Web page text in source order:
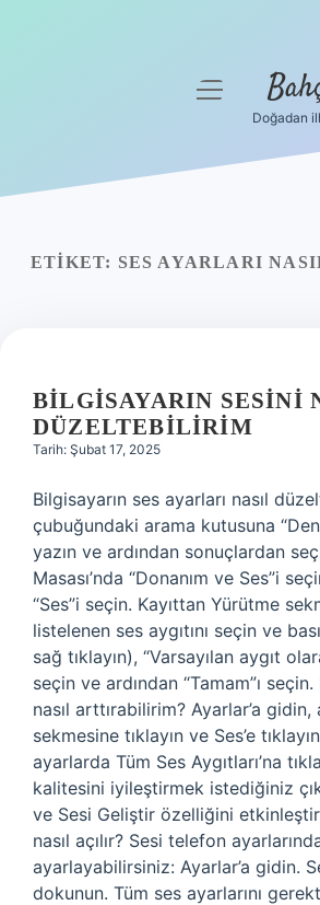
Yasal Uyarı
menüyü
Doğadan
ETIKET: SES AYARLARI
BILGISAYARIN SESINI
DÜZELTEBILIRIM
Tarih: Şubat 17, 2025
Bilgisayarın ses ayarları nasıl
çubuğundaki arama kutusuna
yazın ve ardından sonuçlardan
Masası’nda “Donanım ve Ses”i
“Ses”i seçin. Kayıttan Yürütme
listelenen ses aygıtını seçin ve
sağ tıklayın), “Varsayılan aygıt
seçin ve ardından “Tamam”ı
nasıl arttırabilirim? Ayarlar’a gidin,
sekmesine tıklayın ve Ses’e
ayarlarda Tüm Ses Aygıtları’na
kalitesini iyileştirmek istediğiniz
ve Sesi Geliştir özelliğini
nasıl açılır? Sesi telefon
ayarlayabilirsiniz: Ayarlar’a gidin.
dokunun. Tüm ses ayarlarını